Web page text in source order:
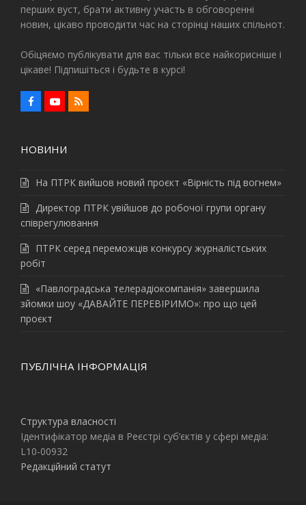
перших вуст, брати активну участь в обговоренні
новин, цікаво проводити час на сторінці наших спільнот.
Обіцяємо публікувати для вас тільки все найкорисніше і
цікаве! Підпишіться і будьте в курсі!
F
a
b
o
Y
o
u
b
R
S
НОВИНИ
На ПТРК вийшов новий проєкт «Вірність під вогнем»
Директор ПТРК увійшов до робочої групи органу
співрегулювання
ПТРК серед переможців конкурсу журналістських
робіт
«Павлоградська телерадіокомпанія» завершила
зйомки шоу «ДАВАЙТЕ ПЕРЕВІРИМО»: про що цей
проєкт
ПУБЛІЧНА ІНФОРМАЦІЯ
Структура власності
Ідентифікатор медіа в Реєстрі суб’єктів у сфері медіа:
L10-00932
Редакційний статут